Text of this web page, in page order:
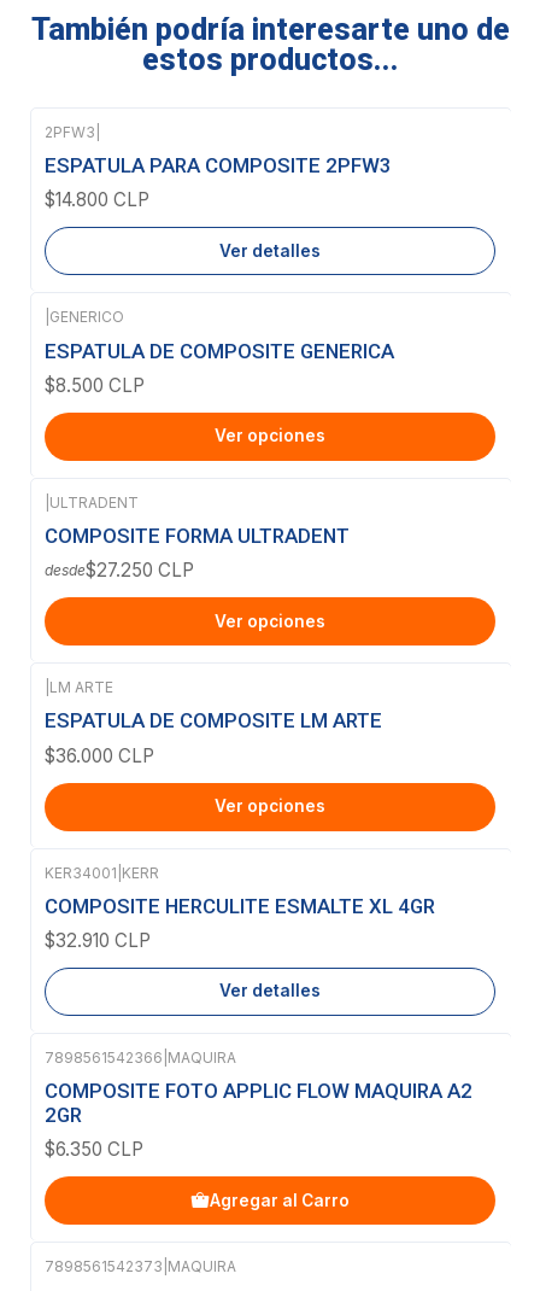
También podría interesarte uno de
estos productos...
Agotado
2PFW3
ESPATULA PARA COMPOSITE 2PFW3
$14.800 CLP
Ver detalles
GENERICO
ESPATULA DE COMPOSITE GENERICA
$8.500 CLP
Ver opciones
ULTRADENT
COMPOSITE FORMA ULTRADENT
desde$27.250 CLP
Ver opciones
LM ARTE
ESPATULA DE COMPOSITE LM ARTE
$36.000 CLP
Ver opciones
Agotado
KER34001 KERR
COMPOSITE HERCULITE ESMALTE XL 4GR
$32.910 CLP
Ver detalles
7898561542366 MAQUIRA
COMPOSITE FOTO APPLIC FLOW MAQUIRA A2
2GR
$6.350 CLP
Agregar al Carro
7898561542373 MAQUIRA